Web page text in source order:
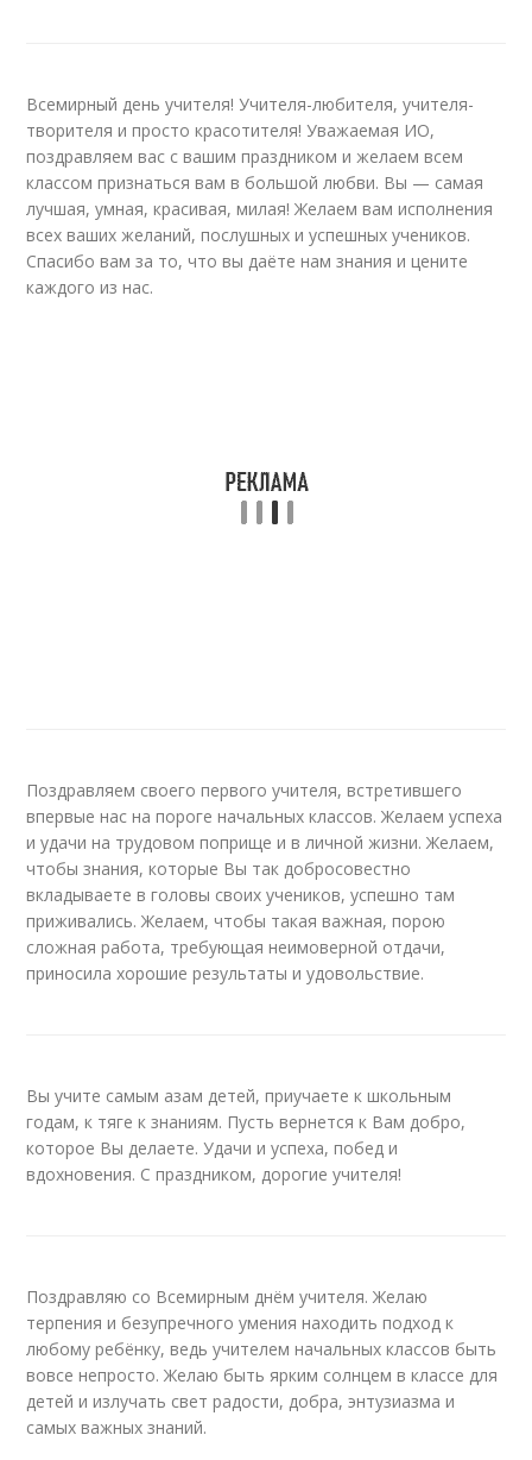
Всемирный день учителя! Учителя-любителя, учителя-
творителя и просто красотителя! Уважаемая ИО,
поздравляем вас с вашим праздником и желаем всем
классом признаться вам в большой любви. Вы — самая
лучшая, умная, красивая, милая! Желаем вам исполнения
всех ваших желаний, послушных и успешных учеников.
Спасибо вам за то, что вы даёте нам знания и цените
каждого из нас.
Поздравляем своего первого учителя, встретившего
впервые нас на пороге начальных классов. Желаем успеха
и удачи на трудовом поприще и в личной жизни. Желаем,
чтобы знания, которые Вы так добросовестно
вкладываете в головы своих учеников, успешно там
приживались. Желаем, чтобы такая важная, порою
сложная работа, требующая неимоверной отдачи,
приносила хорошие результаты и удовольствие.
Вы учите самым азам детей, приучаете к школьным
годам, к тяге к знаниям. Пусть вернется к Вам добро,
которое Вы делаете. Удачи и успеха, побед и
вдохновения. С праздником, дорогие учителя!
Поздравляю со Всемирным днём учителя. Желаю
терпения и безупречного умения находить подход к
любому ребёнку, ведь учителем начальных классов быть
вовсе непросто. Желаю быть ярким солнцем в классе для
детей и излучать свет радости, добра, энтузиазма и
самых важных знаний.